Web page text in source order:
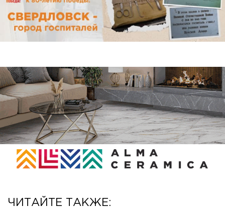
ЧИТАЙТЕ ТАКЖЕ: